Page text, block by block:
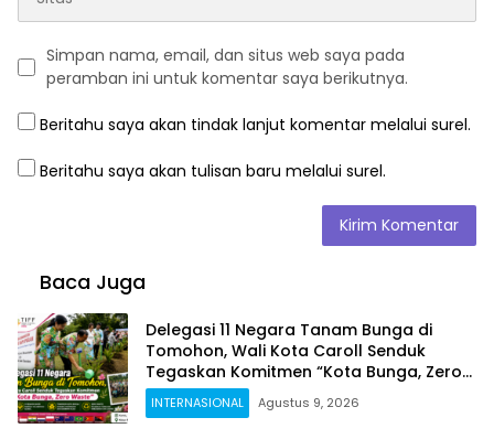
Simpan nama, email, dan situs web saya pada
peramban ini untuk komentar saya berikutnya.
Beritahu saya akan tindak lanjut komentar melalui surel.
Beritahu saya akan tulisan baru melalui surel.
Baca Juga
Delegasi 11 Negara Tanam Bunga di
Tomohon, Wali Kota Caroll Senduk
Tegaskan Komitmen “Kota Bunga, Zero
Waste”
INTERNASIONAL Agustus 9, 2026